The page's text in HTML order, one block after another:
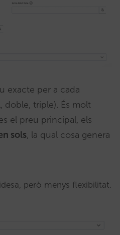
exacte per a cada
doble, triple). És molt
el preu principal, els
sols, la qual cosa genera
però menys flexibilitat.